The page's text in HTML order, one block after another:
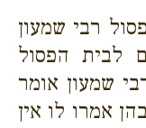
רבי שמעון
לבית הפסול
שמעון אומר
אמרו לו אין